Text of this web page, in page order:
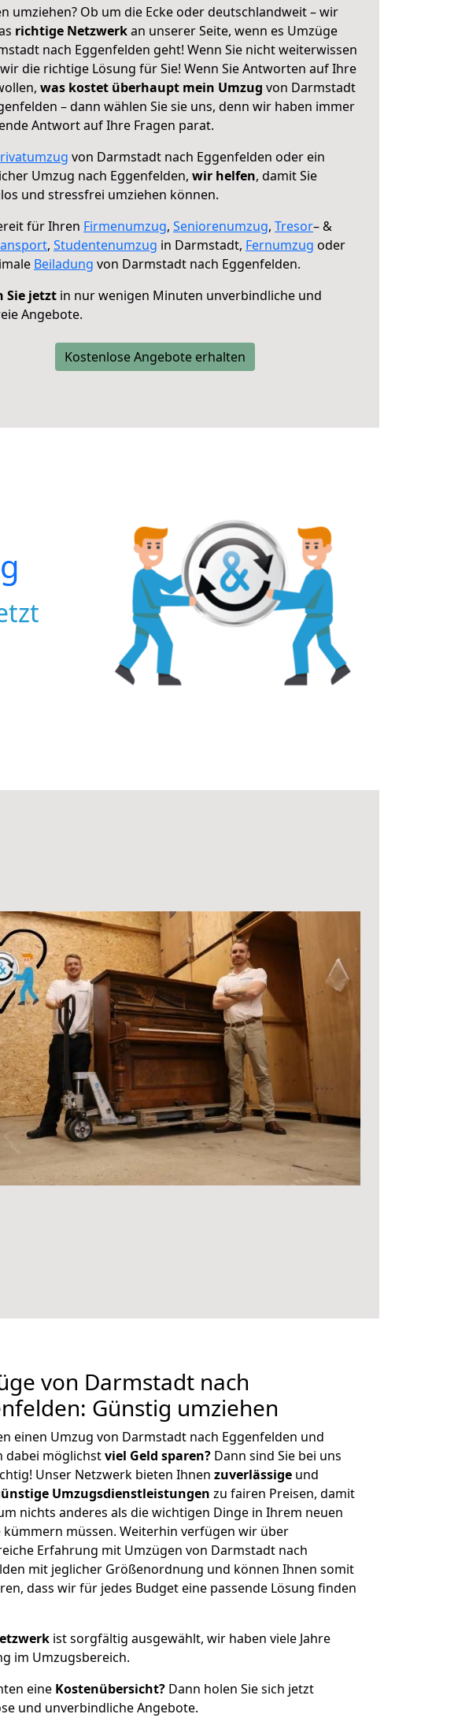
umziehen? Ob um die Ecke oder deutschlandweit – wir
richtige Netzwerkan unserer Seite, wenn es Umzüge
nach Eggenfelden geht! Wenn Sie nicht weiterwissen
die richtige Lösung für Sie! Wenn Sie Antworten auf Ihre
was kostet überhaupt mein Umzug von Darmstadt
– dann wählen Sie sie uns, denn wir haben immer
Antwort auf Ihre Fragen parat.
von Darmstadt nach Eggenfelden oder ein
Umzug nach Eggenfelden, wir helfen, damit Sie
und stressfrei umziehen können.
für Ihren Firmenumzug, Seniorenumzug, Tresor– &
, Studentenumzug in Darmstadt, Fernumzug oder
Beiladung von Darmstadt nach Eggenfelden.
Sie jetzt in nur wenigen Minuten unverbindliche und
Angebote.
Kostenlose Angebote erhalten
von Darmstadt nach
Günstig umziehen
einen Umzug von Darmstadt nach Eggenfelden und
dabei möglichstviel Geld sparen? Dann sind Sie bei uns
Unser Netzwerk bieten Ihnen zuverlässige und
Umzugsdienstleistungen zu fairen Preisen, damit
nichts anderes als die wichtigen Dinge in Ihrem neuen
kümmern müssen. Weiterhin verfügen wir über
Erfahrung mit Umzügen von Darmstadt nach
mit jeglicher Größenordnung und können Ihnen somit
dass wir für jedes Budget eine passende Lösung finden
ist sorgfältig ausgewählt, wir haben viele Jahre
im Umzugsbereich.
eine Kostenübersicht? Dann holen Sie sich jetzt
und unverbindliche Angebote.